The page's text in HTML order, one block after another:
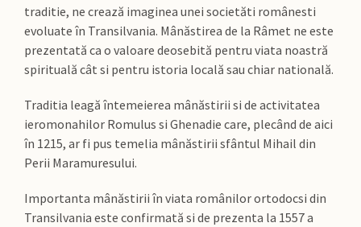
traditie, ne crează imaginea unei societăti românesti
evoluate în Transilvania. Mânăstirea de la Râmet ne este
prezentată ca o valoare deosebită pentru viata noastră
spirituală cât si pentru istoria locală sau chiar natională.
Traditia leagă întemeierea mânăstirii si de activitatea
ieromonahilor Romulus si Ghenadie care, plecând de aici
în 1215, ar fi pus temelia mânăstirii sfântul Mihail din
Perii Maramuresului.
Importanta mânăstirii în viata românilor ortodocsi din
Transilvania este confirmată si de prezenta la 1557 a